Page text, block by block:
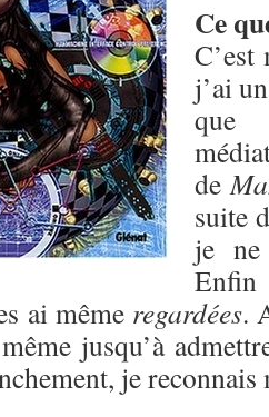
Ce
j’ai
que
de
suite
je
Enfin
ai même regardées.
jusqu’à
je reconnais